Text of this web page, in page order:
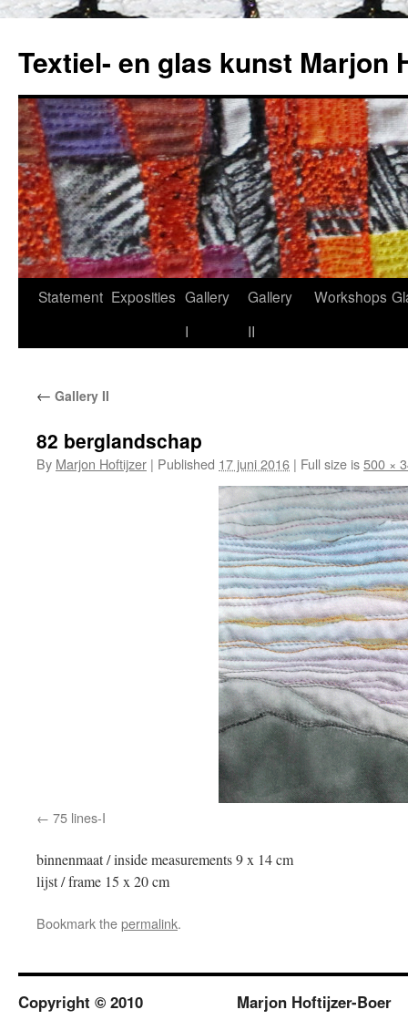
Textiel- en glas kunst Marjon
Skip
Statement Exposities Gallery
I
Gallery
II
Workshops
← Gallery II
82 berglandschap
By Marjon Hoftijzer | Published 17 juni 2016 | Full size is500 ×
75 lines-I
binnenmaat / inside measurements 9 x 14 cm
lijst / frame 15 x 20 cm
Bookmark thepermalink.
Copyright © 2010 Marjon Hoftijzer-Boer